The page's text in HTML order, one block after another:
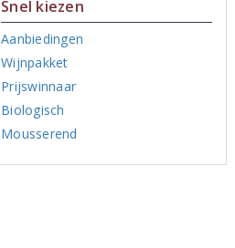
Snel kiezen
Aanbiedingen
Wijnpakket
Prijswinnaar
Biologisch
Mousserend